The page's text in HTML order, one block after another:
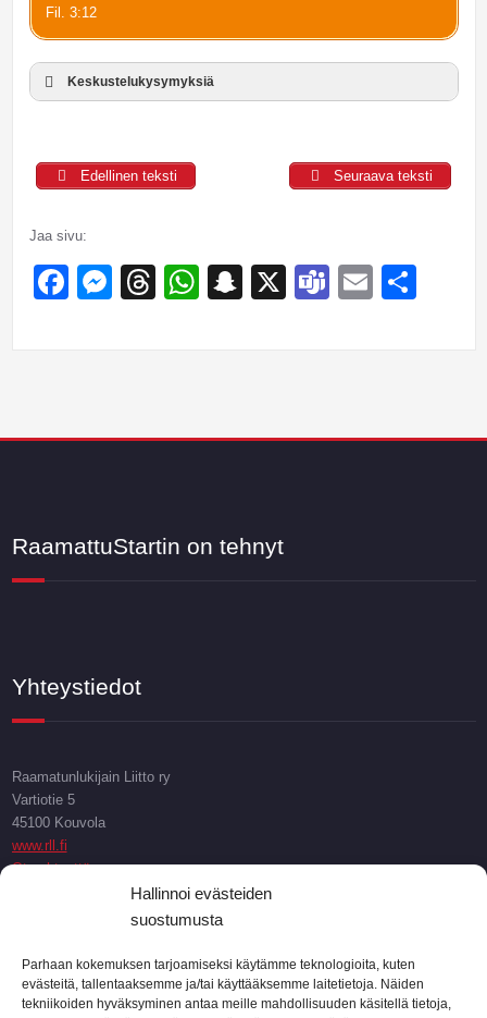
Hallinnoi evästeiden
suostumusta
Parhaan kokemuksen tarjoamiseksi käytämme teknologioita, kuten
evästeitä, tallentaaksemme ja/tai käyttääksemme laitetietoja. Näiden
tekniikoiden hyväksyminen antaa meille mahdollisuuden käsitellä tietoja,
Fil. 3:12
Keskustelukysymyksiä
Edellinen teksti Seuraava teksti
Jaa sivu:
Facebook
Messenger
Threads
WhatsApp
Snapchat
X Teams
Email
RaamattuStartin on tehnyt
Yhteystiedot
Raamatunlukijain Liitto ry
Vartiotie 5
45100 Kouvola
www.rll.fi
Ota yhteyttä